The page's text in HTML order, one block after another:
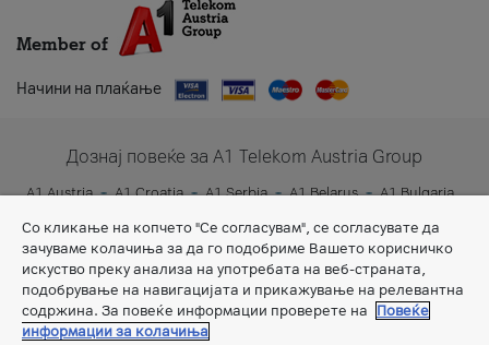
Member of
Начини на плаќање
Дознај повеќе за A1 Telekom Austria Group
A1 Austria A1 Croatia A1 Serbia A1 Belarus
A1 Bulgaria
A1 Slovenia
A1 Digital
Со кликање на копчето "Се согласувам", се согласувате да
зачуваме колачиња за да го подобриме Вашето корисничко
искуство преку анализа на употребата на веб-страната,
подобрување на навигацијата и прикажување на релевантна
содржина. За повеќе информации проверете на
Повеќе
информации за колачиња